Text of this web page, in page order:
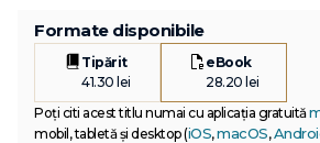
Formate disponibile
Tipărit
41.30 lei
eBook
28.20 lei
Poți citi acest titlu numai cu aplicația gratuită
mobil, tabletă și desktop (iOS,macOS,